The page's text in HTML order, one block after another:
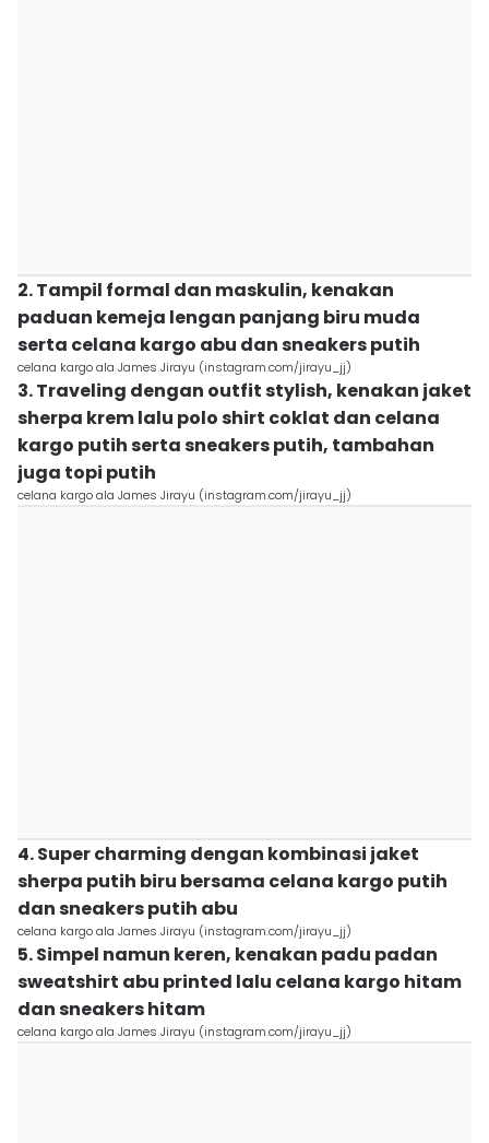
2. Tampil formal dan maskulin, kenakan
paduan kemeja lengan panjang biru muda
serta celana kargo abu dan sneakers putih
celana kargo ala James Jirayu (instagram.com/jirayu_jj)
3. Traveling dengan outfit stylish, kenakan jaket
sherpa krem lalu polo shirt coklat dan celana
kargo putih serta sneakers putih, tambahan
juga topi putih
celana kargo ala James Jirayu (instagram.com/jirayu_jj)
4. Super charming dengan kombinasi jaket
sherpa putih biru bersama celana kargo putih
dan sneakers putih abu
celana kargo ala James Jirayu (instagram.com/jirayu_jj)
5. Simpel namun keren, kenakan padu padan
sweatshirt abu printed lalu celana kargo hitam
dan sneakers hitam
celana kargo ala James Jirayu (instagram.com/jirayu_jj)